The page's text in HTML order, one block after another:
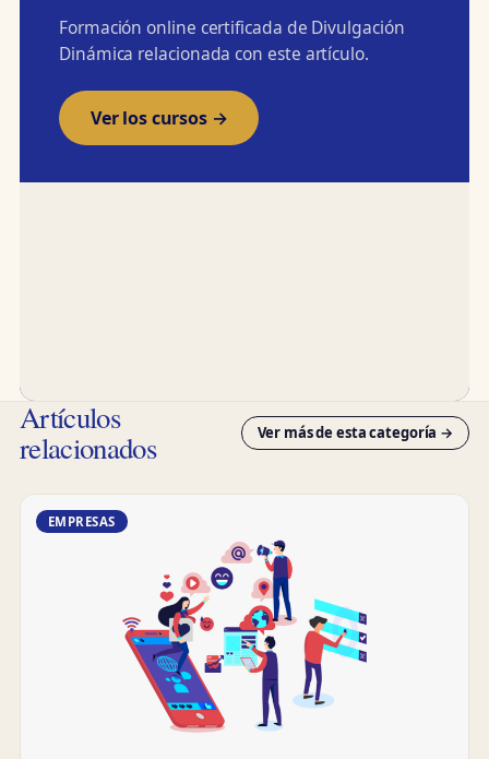
Formación online certificada de Divulgación
Dinámica relacionada con este artículo.
Ver los cursos →
Artículos
relacionados Ver más de esta categoría →
EMPRESAS